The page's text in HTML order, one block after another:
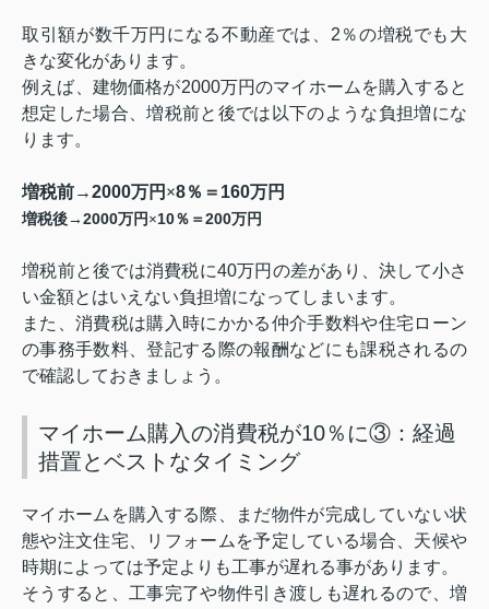
取引額が数千万円になる不動産では、 2 ％の増税でも大
きな変化があります。
例えば、建物価格が2000万円のマイホームを購入すると
想定した場合、増税前と後では以下のような負担増にな
ります。
増税前→2000万円×8％＝ 160万円
増税後→ 2000万円×10％＝200万円
増税前と後では消費税に40万円の差があり、決して小さ
い金額とはいえない負担増になってしまいます。
また、消費税は購入時にかかる仲介手数料や住宅ローン
の事務手数料、登記する際の報酬などにも課税されるの
で確認しておきましょう。
マイホーム購入の消費税が10％に③：経過
措置とベストなタイミング
マイホームを購入する際、まだ物件が完成していない状
態や注文住宅、リフォームを予定している場合、天候や
時期によっては予定よりも工事が遅れる事があります。
そうすると、工事完了や物件引き渡しも遅れるので、増